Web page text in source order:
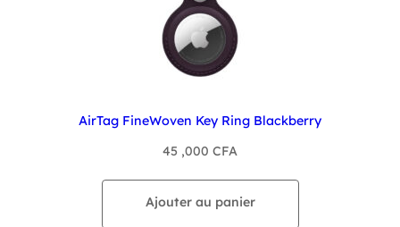
AirTag FineWoven Key Ring Blackberry
45 ,000 CFA
Ajouter au panier